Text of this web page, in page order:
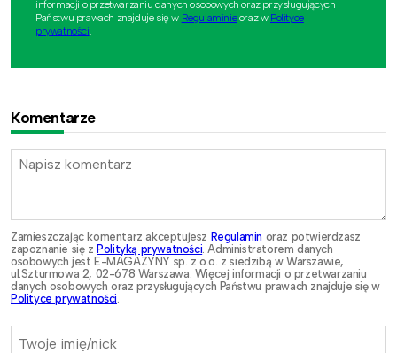
informacji o przetwarzaniu danych osobowych oraz przysługujących
Państwu prawach znajduje się w Regulaminieoraz w Polityce
prywatności.
Komentarze
Zamieszczając komentarz akceptujesz Regulamin oraz potwierdzasz
zapoznanie się zPolityką prywatności . Administratorem danych
osobowych jest E-MAGAZYNY sp. z o.o. z siedzibą w Warszawie,
ul.Szturmowa 2, 02-678 Warszawa. Więcej informacji o przetwarzaniu
danych osobowych oraz przysługujących Państwu prawach znajduje się w
Polityce prywatności